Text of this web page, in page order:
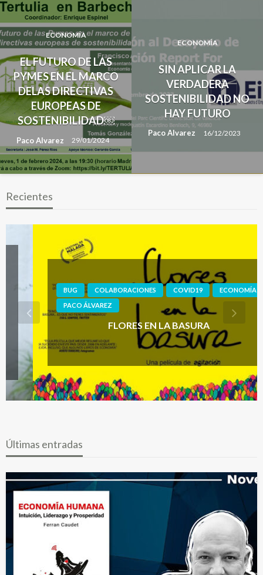
ECONOMÍA
EL FUTURO DE LAS
PYMES EN EL MARCO
DELAS DIRECTIVAS
EUROPEAS DE
SOSTENIBILIDAD￼
Paco Alvarez 29/01/2024
ECONOMÍA
SIN APLICAR LA
VERDADERA
SOSTENIBILIDAD NO
HAY FUTURO
Paco Alvarez 16/12/2023
Recientes
COLABORACIONES COVID19
ECONOMÍA
PACO ÁLVAREZ
FLORES EN LA BASURA
Últimas entradas